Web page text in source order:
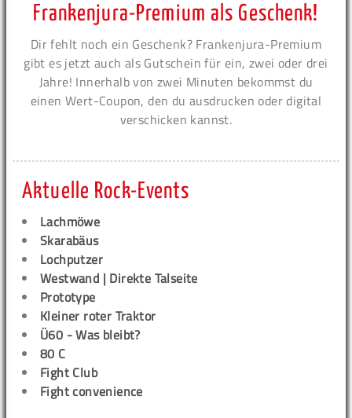
Frankenjura-Premium als Geschenk!
Dir fehlt noch ein Geschenk? Frankenjura-Premium
gibt es jetzt auch als Gutschein für ein, zwei oder drei
Jahre! Innerhalb von zwei Minuten bekommst du
einen Wert-Coupon, den du ausdrucken oder digital
verschicken kannst.
Aktuelle Rock-Events
Lachmöwe
Skarabäus
Lochputzer
Westwand | Direkte Talseite
Prototype
Kleiner roter Traktor
Ü60 - Was bleibt?
80 C
Fight Club
Fight convenience